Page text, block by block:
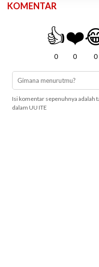
KOMENTAR
👍
0
❤️
0 0
Isi komentar sepenuhnya adalah
dalam UU ITE